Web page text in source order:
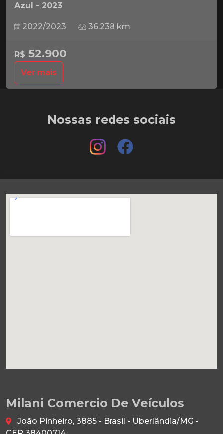
Azul - 2023
2022/2023 36.238 km
R$ 52.900
Ver mais
Nossas redes sociais
Milani Comercio De Veículos
João Pinheiro, 3885 - Brasil - Uberlândia/MG -